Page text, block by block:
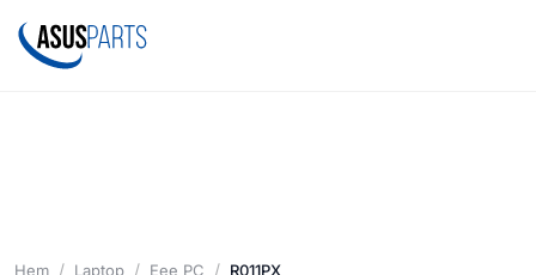
Hem Laptop Eee PC R011PX